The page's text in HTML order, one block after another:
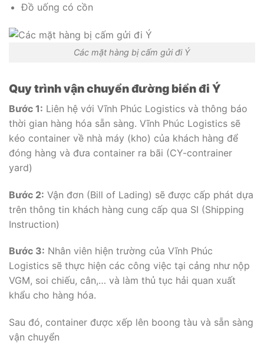
Đồ uống có cồn
Các mặt hàng bị cấm gửi đi Ý
Quy trình vận chuyển đường biển đi Ý
Bước 1: Liên hệ với Vĩnh Phúc Logistics và thông báo
thời gian hàng hóa sẵn sàng. Vĩnh Phúc Logistics sẽ
kéo container về nhà máy (kho) của khách hàng để
đóng hàng và đưa container ra bãi (CY-contrainer
yard)
Bước 2: Vận đơn (Bill of Lading) sẽ được cấp phát dựa
trên thông tin khách hàng cung cấp qua SI (Shipping
Instruction)
Bước 3: Nhân viên hiện trường của Vĩnh Phúc
Logistics sẽ thực hiện các công việc tại cảng như nộp
VGM, soi chiếu, cân,… và làm thủ tục hải quan xuất
khẩu cho hàng hóa.
Sau đó, container được xếp lên boong tàu và sẵn sàng
vận chuyển